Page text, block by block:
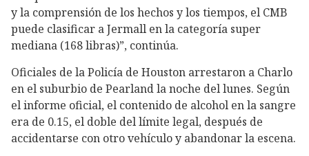
y la comprensión de los hechos y los tiempos, el CMB
puede clasificar a Jermall en la categoría super
mediana (168 libras)”, continúa.
Oficiales de la Policía de Houston arrestaron a Charlo
en el suburbio de Pearland la noche del lunes. Según
el informe oficial, el contenido de alcohol en la sangre
era de 0.15, el doble del límite legal, después de
accidentarse con otro vehículo y abandonar la escena.